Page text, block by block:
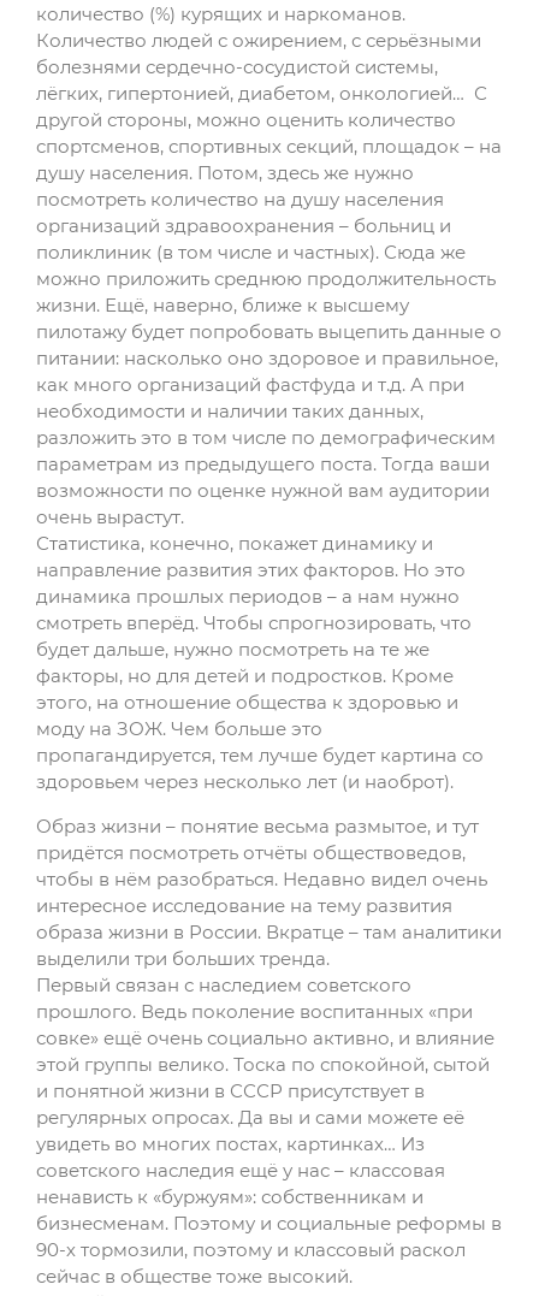
количество (%) курящих и наркоманов.
Количество людей с ожирением, с серьёзными
болезнями сердечно-сосудистой системы,
лёгких, гипертонией, диабетом, онкологией… С
другой стороны, можно оценить количество
спортсменов, спортивных секций, площадок – на
душу населения. Потом, здесь же нужно
посмотреть количество на душу населения
организаций здравоохранения – больниц и
поликлиник (в том числе и частных). Сюда же
можно приложить среднюю продолжительность
жизни. Ещё, наверно, ближе к высшему
пилотажу будет попробовать выцепить данные о
питании: насколько оно здоровое и правильное,
как много организаций фастфуда и т.д. А при
необходимости и наличии таких данных,
разложить это в том числе по демографическим
параметрам из предыдущего поста. Тогда ваши
возможности по оценке нужной вам аудитории
очень вырастут.
Статистика, конечно, покажет динамику и
направление развития этих факторов. Но это
динамика прошлых периодов – а нам нужно
смотреть вперёд. Чтобы спрогнозировать, что
будет дальше, нужно посмотреть на те же
факторы, но для детей и подростков. Кроме
этого, на отношение общества к здоровью и
моду на ЗОЖ. Чем больше это
пропагандируется, тем лучше будет картина со
здоровьем через несколько лет (и наоброт).
Образ жизни – понятие весьма размытое, и тут
придётся посмотреть отчёты обществоведов,
чтобы в нём разобраться. Недавно видел очень
интересное исследование на тему развития
образа жизни в России. Вкратце – там аналитики
выделили три больших тренда.
Первый связан с наследием советского
прошлого. Ведь поколение воспитанных «при
совке» ещё очень социально активно, и влияние
этой группы велико. Тоска по спокойной, сытой
и понятной жизни в СССР присутствует в
регулярных опросах. Да вы и сами можете её
увидеть во многих постах, картинках… Из
советского наследия ещё у нас – классовая
ненависть к «буржуям»: собственникам и
бизнесменам. Поэтому и социальные реформы в
90-х тормозили, поэтому и классовый раскол
сейчас в обществе тоже высокий.